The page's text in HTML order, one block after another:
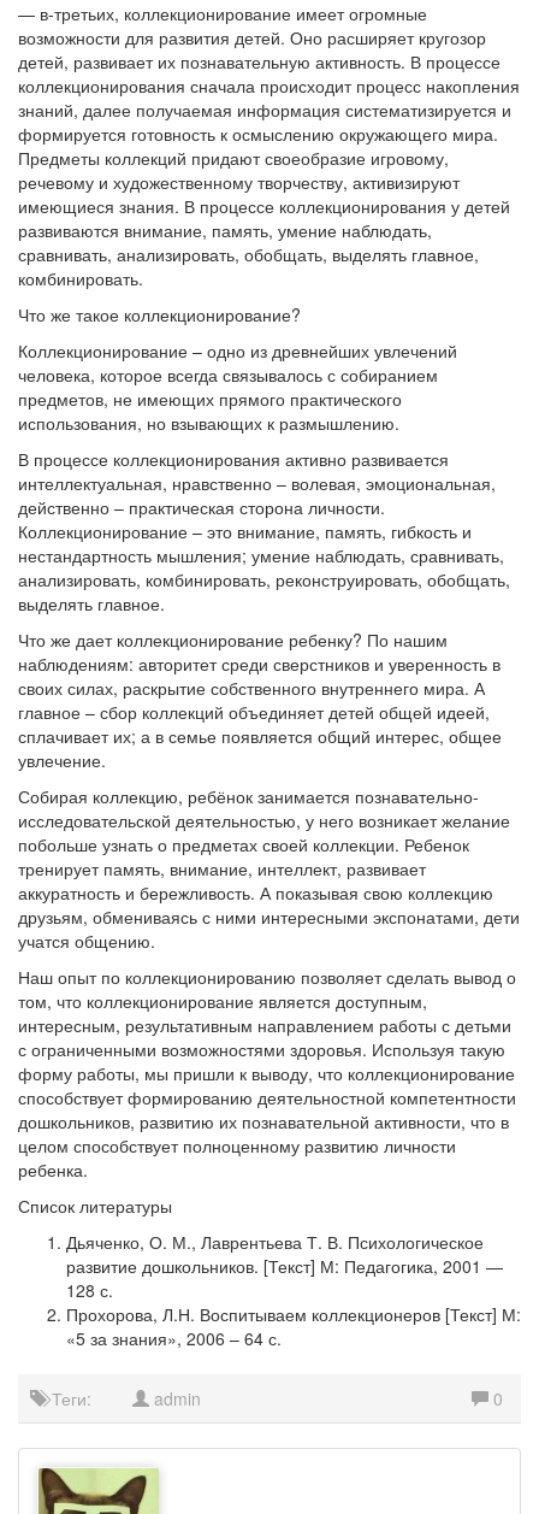
— в-третьих, коллекционирование имеет огромные
возможности для развития детей. Оно расширяет кругозор
детей, развивает их познавательную активность. В процессе
коллекционирования сначала происходит процесс накопления
знаний, далее получаемая информация систематизируется и
формируется готовность к осмыслению окружающего мира.
Предметы коллекций придают своеобразие игровому,
речевому и художественному творчеству, активизируют
имеющиеся знания. В процессе коллекционирования у детей
развиваются внимание, память, умение наблюдать,
сравнивать, анализировать, обобщать, выделять главное,
комбинировать.
Что же такое коллекционирование?
Коллекционирование – одно из древнейших увлечений
человека, которое всегда связывалось с собиранием
предметов, не имеющих прямого практического
использования, но взывающих к размышлению.
В процессе коллекционирования активно развивается
интеллектуальная, нравственно – волевая, эмоциональная,
действенно – практическая сторона личности.
Коллекционирование – это внимание, память, гибкость и
нестандартность мышления; умение наблюдать, сравнивать,
анализировать, комбинировать, реконструировать, обобщать,
выделять главное.
Что же дает коллекционирование ребенку? По нашим
наблюдениям: авторитет среди сверстников и уверенность в
своих силах, раскрытие собственного внутреннего мира. А
главное – сбор коллекций объединяет детей общей идеей,
сплачивает их; а в семье появляется общий интерес, общее
увлечение.
Собирая коллекцию, ребёнок занимается познавательно-
исследовательской деятельностью, у него возникает желание
побольше узнать о предметах своей коллекции. Ребенок
тренирует память, внимание, интеллект, развивает
аккуратность и бережливость. А показывая свою коллекцию
друзьям, обмениваясь с ними интересными экспонатами, дети
учатся общению.
Наш опыт по коллекционированию позволяет сделать вывод о
том, что коллекционирование является доступным,
интересным, результативным направлением работы с детьми
с ограниченными возможностями здоровья. Используя такую
форму работы, мы пришли к выводу, что коллекционирование
способствует формированию деятельностной компетентности
дошкольников, развитию их познавательной активности, что в
целом способствует полноценному развитию личности
ребенка.
Список литературы
Дьяченко, О. М., Лаврентьева Т. В. Психологическое
развитие дошкольников. [Текст] М: Педагогика, 2001 —
128 с.
Прохорова, Л.Н. Воспитываем коллекционеров [Текст] М:
«5 за знания», 2006 – 64 с.
Теги: admin 0